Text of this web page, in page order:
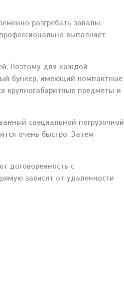
разгребать завалы,
выполняет
Поэтому для каждой
бункер, имеющий компактные
крупногабаритные предметы и
специальной погрузочной
очень быстро. Затем
договоренность с
зависят от удаленности